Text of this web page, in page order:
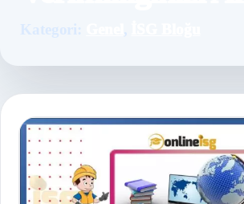
Kategori: ,